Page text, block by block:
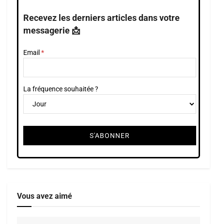
Recevez les derniers articles dans votre
messagerie 📩
Email
La fréquence souhaitée ?
Vous avez aimé